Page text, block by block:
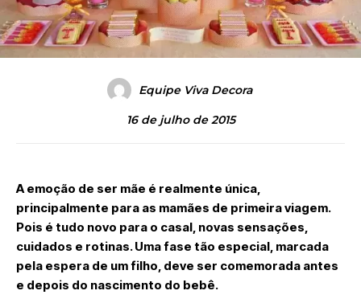
Equipe Viva Decora
16 de julho de 2015
A emoção de ser mãe é realmente única,
principalmente para as mamães de primeira viagem.
Pois é tudo novo para o casal, novas sensações,
cuidados e rotinas. Uma fase tão especial, marcada
pela espera de um filho, deve ser comemorada antes
e depois do nascimento do bebê.